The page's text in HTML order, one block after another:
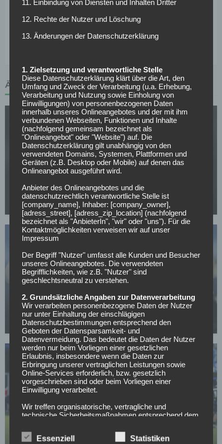
überlegt, was ich machen könnte…“. Der 27-Jährige fügt
hinzu: „Ich werde versuchen, die Emotion herbeizuführen.
sich quasi mental in etwas hineinversetzen.“
ÄHNLICHE ARTIKEL
2. BUNDESLIGA
Ein Ex-Barça-Talent für den Club
23.07.2026
2. BUNDESLIGA
Verliert Nürnberg das nächste Top-Talent?
01.05.2026
2. BUNDESLIGA
Ab- und Aufstiegskampf-Entscheidungen in der 2.
01.05.2026
11. Einbindung von Diensten und Inhalten Dritter
12. Rechte der Nutzer und Löschung
13. Änderungen der Datenschutzerklärung
1. Zielsetzung und verantwortliche Stelle
Diese Datenschutzerklärung klärt über die Art, den
Umfang und Zweck der Verarbeitung (u.a. Erhebung,
Verarbeitung und Nutzung sowie Einholung von
Einwilligungen) von personenbezogenen Daten
innerhalb unseres Onlineangebotes und der mit ihm
verbundenen Webseiten, Funktionen und Inhalte
(nachfolgend gemeinsam bezeichnet als
"Onlineangebot" oder "Website") auf. Die
Datenschutzerklärung gilt unabhängig von den
verwendeten Domains, Systemen, Plattformen und
Geräten (z.B. Desktop oder Mobile) auf denen das
Onlineangebot ausgeführt wird.
Anbieter des Onlineangebotes und die
datenschutzrechtlich verantwortliche Stelle ist
[company_name], Inhaber: [company_owner],
[adress_street], [adress_zip_location] (nachfolgend
bezeichnet als "AnbieterIn", "wir" oder "uns"). Für die
Kontaktmöglichkeiten verweisen wir auf unser
Impressum
Der Begriff "Nutzer" umfasst alle Kunden und Besucher
unseres Onlineangebotes. Die verwendeten
Begrifflichkeiten, wie z.B. "Nutzer" sind
geschlechtsneutral zu verstehen.
2. Grundsätzliche Angaben zur Datenverarbeitung
Wir verarbeiten personenbezogene Daten der Nutzer
nur unter Einhaltung der einschlägigen
Datenschutzbestimmungen entsprechend den
Geboten der Datensparsamkeit- und
Datenvermeidung. Das bedeutet die Daten der Nutzer
werden nur beim Vorliegen einer gesetzlichen
Erlaubnis, insbesondere wenn die Daten zur
Erbringung unserer vertraglichen Leistungen sowie
Online-Services erforderlich, bzw. gesetzlich
vorgeschrieben sind oder beim Vorliegen einer
Einwilligung verarbeitet.
Wir treffen organisatorische, vertragliche und
technische Sicherheitsmaßnahmen entsprechend dem
Vorschriften der Datenschutzgesetze eingehalten
werden und um damit die durch uns verarbeiteten
Essenziell Statistiken